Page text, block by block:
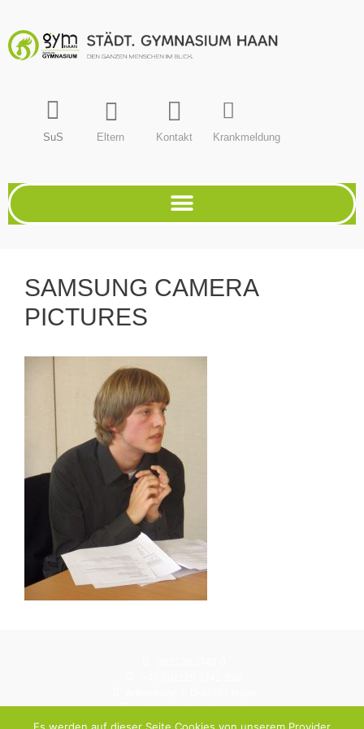
SuS Eltern Kontakt Krankmeldung
SAMSUNG CAMERA
PICTURES
schulbuero@gymhaan.de
Instagram: gymnasium.haan